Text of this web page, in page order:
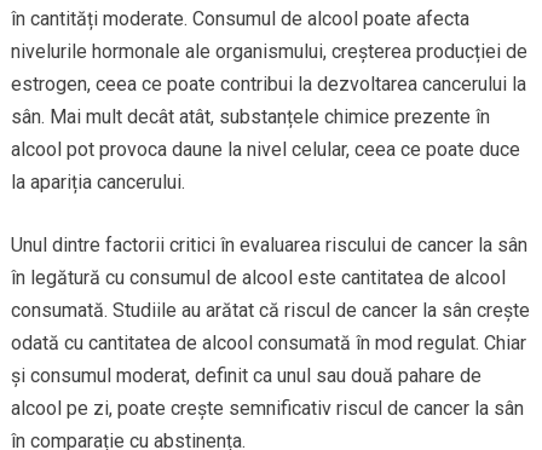
în cantități moderate. Consumul de alcool poate afecta
nivelurile hormonale ale organismului, creșterea producției de
estrogen, ceea ce poate contribui la dezvoltarea cancerului la
sân. Mai mult decât atât, substanțele chimice prezente în
alcool pot provoca daune la nivel celular, ceea ce poate duce
la apariția cancerului.
Unul dintre factorii critici în evaluarea riscului de cancer la sân
în legătură cu consumul de alcool este cantitatea de alcool
consumată. Studiile au arătat că riscul de cancer la sân crește
odată cu cantitatea de alcool consumată în mod regulat. Chiar
și consumul moderat, definit ca unul sau două pahare de
alcool pe zi, poate crește semnificativ riscul de cancer la sân
în comparație cu abstinența.